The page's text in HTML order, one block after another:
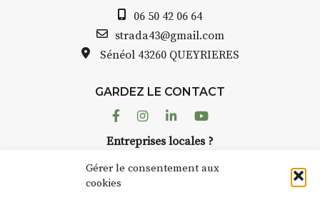
Gérer le consentement aux
cookies
Charbons’inscrit comme en
« off » du festival d’Auzon 2026
(2 /22 août).
BT C’est le terme employé dans
les actes de propriété du lieu.
Jusqu’à la fin du XXe siècle,
précédemment ç’avait été un
fumoir. On y salait et fumait
INTERVIEW
STRADA Bernard Turle, vous
Auzon…
Bernard TURLE Le Fumoir n’est
pas une galerie permanente.
Chaque année, le 1er dimanche
d’août, l’association
06 50 42 06 64
strada43@gmail.com
Sénéol 43260 QUEYRIERES
GARDEZ LE CONTACT
FacebookInstagram
LinkedinYoutube
Entreprises locales ?